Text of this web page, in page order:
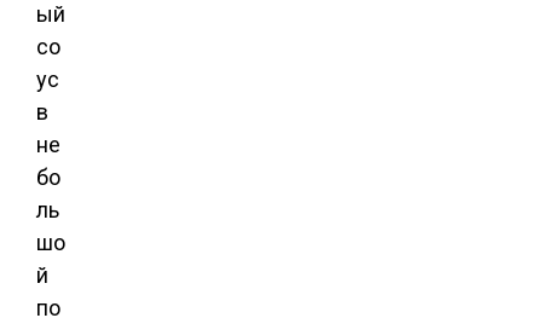
ый
со
ус
в
не
бо
ль
шо
й
по